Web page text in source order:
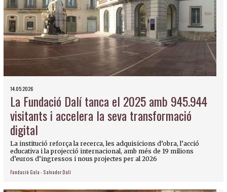
14.05.2026
La Fundació Dalí tanca el 2025 amb 945.944
visitants i accelera la seva transformació
digital
La institució reforça la recerca, les adquisicions d’obra, l’acció
educativa i la projecció internacional, amb més de 19 milions
d’euros d’ingressos i nous projectes per al 2026
Fundació Gala - Salvador Dalí